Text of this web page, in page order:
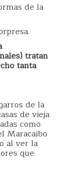
de la
tratan
tanta
de la
de vieja
como
Maracaibo
al ver la
que